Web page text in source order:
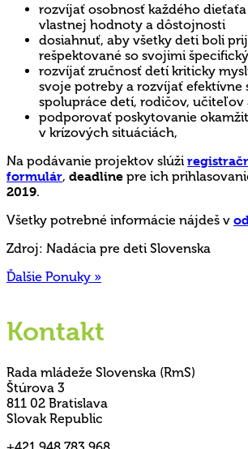
rozvíjať osobnosť každého
vlastnej hodnoty a dôstojnosti
dosiahnuť, aby všetky deti boli
rešpektované so svojimi
rozvíjať zručnosť detí kriticky
svoje potreby a rozvíjať efektívne
spolupráce detí, rodičov, učiteľov
podporovať poskytovanie
v krízových situáciách,
Na podávanie projektov slúži
formulár, deadline pre ich
2019.
Všetky potrebné informácie nájdeš v
Zdroj: Nadácia pre deti Slovenska
Ďalšie Ponuky »
Kontakt
Rada mládeže Slovenska (RmS)
Štúrova 3
811 02 Bratislava
Slovak Republic